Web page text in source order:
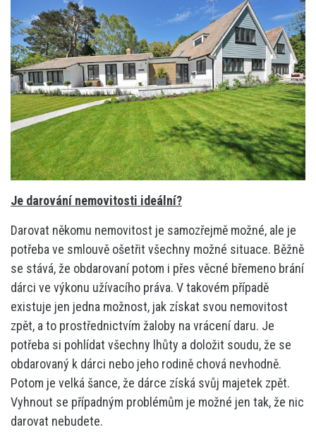
Je darování nemovitosti ideální?
Darovat někomu nemovitost je samozřejmě možné, ale je
potřeba ve smlouvě ošetřit všechny možné situace. Běžně
se stává, že obdarovaní potom i přes věcné břemeno brání
dárci ve výkonu užívacího práva. V takovém případě
existuje jen jedna možnost, jak získat svou nemovitost
zpět, a to prostřednictvím žaloby na vrácení daru. Je
potřeba si pohlídat všechny lhůty a doložit soudu, že se
obdarovaný k dárci nebo jeho rodině chová nevhodně.
Potom je velká šance, že dárce získá svůj majetek zpět.
Vyhnout se případným problémům je možné jen tak, že nic
darovat nebudete.